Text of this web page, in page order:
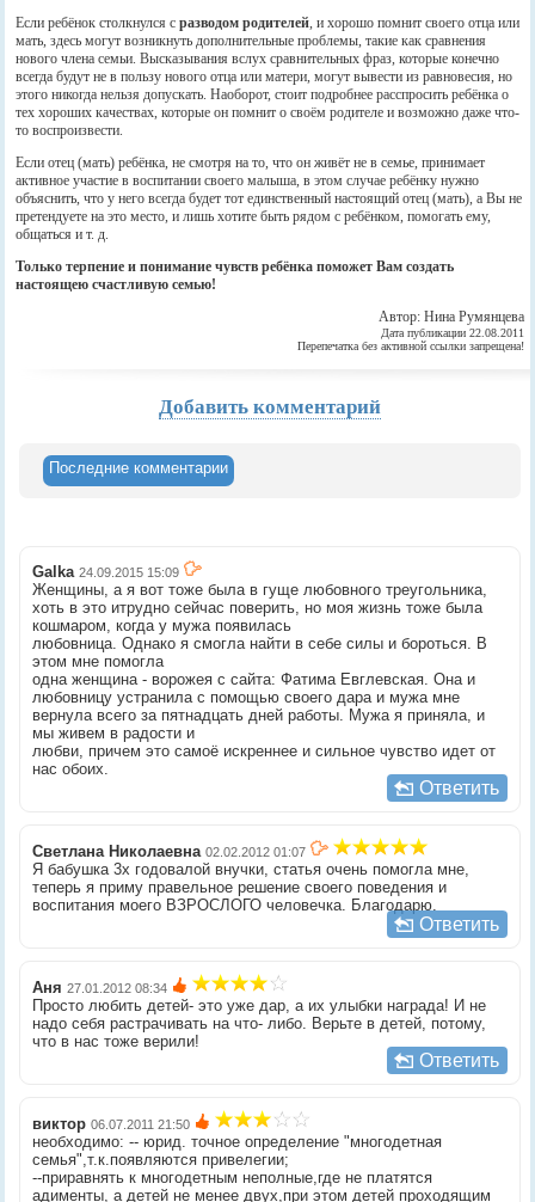
Если ребёнок столкнулся сразводом родителей, и хорошо помнит своего отца или
мать, здесь могут возникнуть дополнительные проблемы, такие как сравнения
нового члена семьи. Высказывания вслух сравнительных фраз, которые конечно
всегда будут не в пользу нового отца или матери, могут вывести из равновесия, но
этого никогда нельзя допускать. Наоборот, стоит подробнее расспросить ребёнка о
тех хороших качествах, которые он помнит о своём родителе и возможно даже что-
то воспроизвести.
Если отец (мать) ребёнка, не смотря на то, что он живёт не в семье, принимает
активное участие в воспитании своего малыша, в этом случае ребёнку нужно
объяснить, что у него всегда будет тот единственный настоящий отец (мать), а Вы не
претендуете на это место, и лишь хотите быть рядом с ребёнком, помогать ему,
общаться и т. д.
Только терпение и понимание чувств ребёнка поможет Вам создать
настоящею счастливую семью!
Автор: Нина Румянцева
Дата публикации 22.08.2011
Перепечатка без активной ссылки запрещена!
Добавить комментарий
Последние комментарии
Galka 24.09.2015 15:09
Женщины, а я вот тоже была в гуще любовного треугольника,
хоть в это итрудно сейчас поверить, но моя жизнь тоже была
кошмаром, когда у мужа появилась
любовница. Однако я смогла найти в себе силы и бороться. В
этом мне помогла
одна женщина - ворожея с сайта: Фатима Евглевская. Она и
любовницу устранила с помощью своего дара и мужа мне
вернула всего за пятнадцать дней работы. Мужа я приняла, и
мы живем в радости и
любви, причем это самоё искреннее и сильное чувство идет от
нас обоих.
Ответить
Светлана Николаевна 02.02.2012 01:07
Я бабушка 3х годовалой внучки, статья очень помогла мне,
теперь я приму правельное решение своего поведения и
воспитания моего ВЗРОСЛОГО человечка. Благодарю.
Ответить
Аня 27.01.2012 08:34
Просто любить детей- это уже дар, а их улыбки награда! И не
надо себя растрачивать на что- либо. Верьте в детей, потому,
что в нас тоже верили!
Ответить
виктор 06.07.2011 21:50
необходимо: -- юрид. точное определение "многодетная
семья",т.к.появляются привелегии;
--приравнять к многодетным неполные,где не платятся
адименты, а детей не менее двух,при этом детей проходящим